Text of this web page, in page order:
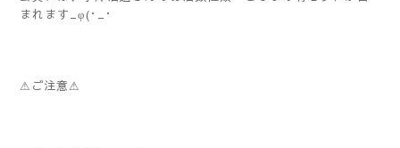
まれます_φ(･_･
⚠ご注意⚠